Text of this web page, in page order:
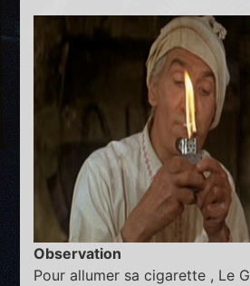
Observation
Pour allumer sa cigarette , Le